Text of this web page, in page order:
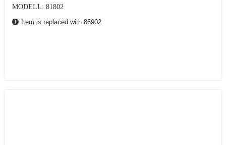
MODELL: 81802
Item is replaced with 86902